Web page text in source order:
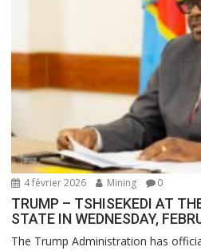
4 février 2026 Mining 0
TRUMP – TSHISEKEDI AT
STATE IN WEDNESDAY,
The Trump Administration has